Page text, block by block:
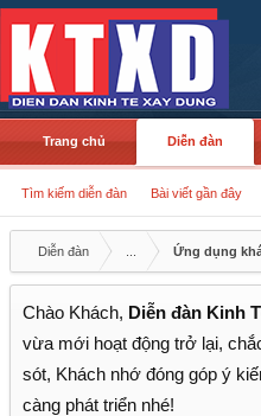
Trang chủ Diễn đàn
Tìm kiếm diễn đàn Bài viết gần đây
Diễn đàn Ứng dụng
Chào Khách, Diễn đàn Kinh
vừa mới hoạt động trở lại,
sót, Khách nhớ đóng góp ý
càng phát triển nhé!